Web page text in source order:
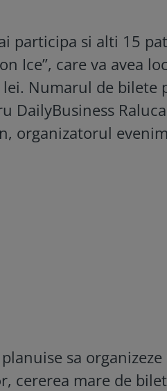
participa si alti 15
Ice”, care va avea
Numarul de bilete
DailyBusiness
organizatorul
sa
cererea mare de